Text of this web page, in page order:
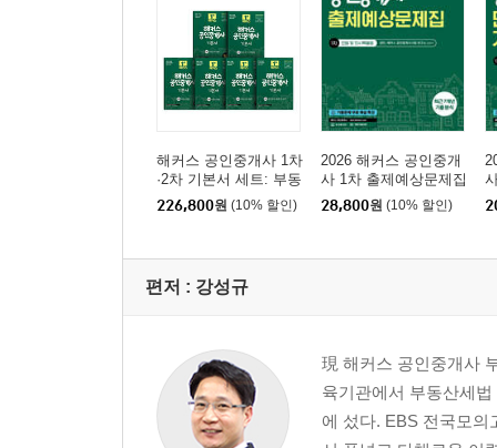
제3장 중개사무소의 개설등록
제4장 중개업무
제5장 중개계약 및 부동산거래정보망
제6장 개업공인중개사 등의 의무
제8장 교육 및 업무위탁, 포상금 제도
제9장 공인중개사협회
제2편 부동산 거래신고 등에 관한 법령
제3장 외국인 등의 부동산취득 등에 관한 특례
제4장 토지거래허가제도
제5장 포상금 및 지가동향 조사 등
해커스 공인중개사 1차
·2차 기본서 세트: 부동
산학개론, 민법 및 민사
특별법(양민), 부동산공
공시법령, 공인중개사
226,800원 (10% 할인)
2026 해커스 공인중개
사 1차 출제예상문제집
민법 및 민사특별법(양
민)
28,800원 (10% 할인)
편저 : 강성규
現 해커스 공인중개사
육기관에서 부동산세
에 섰다. EBS 전국모